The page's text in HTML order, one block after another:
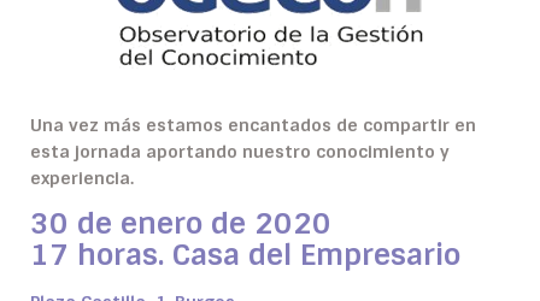
Una vez más estamos encantados de compartir en
esta jornada aportando nuestro conocimiento y
experiencia.
30 de enero de 2020
17 horas. Casa del Empresario